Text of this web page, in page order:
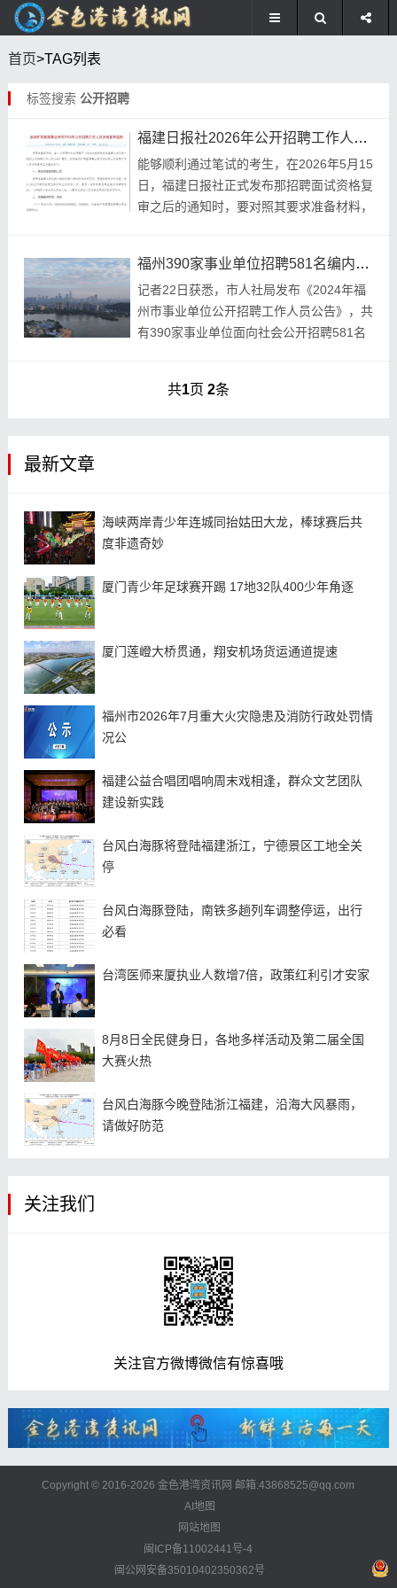
首页>TAG列表
标签搜索 公开招聘
福建日报社2026年公开招聘工作人员面试资格复审通知
能够顺利通过笔试的考生，在2026年5月15
日，福建日报社正式发布那招聘面试资格复
审之后的通知时，要对照其要求准备材料，
入口...
福州390家事业单位招聘581名编内人员 考生可登录福建就业网报名
记者22日获悉，市人社局发布《2024年福
州市事业单位公开招聘工作人员公告》，共
有390家事业单位面向社会公开招聘581名
共1页 2条
最新文章
海峡两岸青少年连城同抬姑田大龙，棒球赛后共
度非遗奇妙
厦门青少年足球赛开踢 17地32队400少年角逐
厦门莲嶝大桥贯通，翔安机场货运通道提速
福州市2026年7月重大火灾隐患及消防行政处罚情
况公
福建公益合唱团唱响周末戏相逢，群众文艺团队
建设新实践
台风白海豚将登陆福建浙江，宁德景区工地全关
停
台风白海豚登陆，南铁多趟列车调整停运，出行
必看
台湾医师来厦执业人数增7倍，政策红利引才安家
8月8日全民健身日，各地多样活动及第二届全国
大赛火热
台风白海豚今晚登陆浙江福建，沿海大风暴雨，
请做好防范
关注我们
关注官方微博微信有惊喜哦
Copyright © 2016-2026 金色港湾资讯网 邮箱:43868525@qq.com
AI地图
网站地图
闽ICP备11002441号-4
闽公网安备35010402350362号